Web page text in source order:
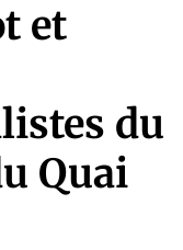
et
du
Quai